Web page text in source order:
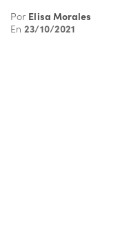
Por Elisa Morales
En23/10/2021